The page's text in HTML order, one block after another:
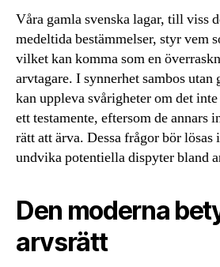
Våra gamla svenska lagar, till viss
medeltida bestämmelser, styr vem
vilket kan komma som en
arvtagare. I synnerhet sambos utan
kan uppleva svårigheter om det
ett testamente, eftersom de annars
rätt att ärva. Dessa frågor bör
undvika potentiella dispyter bland
Den moderna
arvsrätt